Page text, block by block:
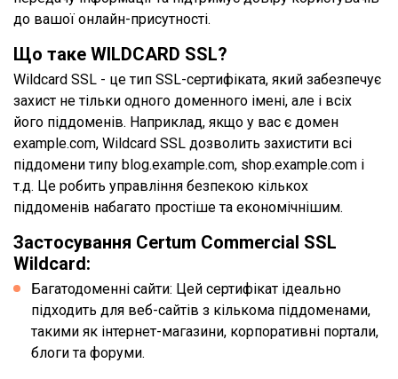
до вашої онлайн-присутності.
Що таке WILDCARD SSL?
Wildcard SSL - це тип SSL-сертифіката, який забезпечує
захист не тільки одного доменного імені, але і всіх
його піддоменів. Наприклад, якщо у вас є домен
example.com, Wildcard SSL дозволить захистити всі
піддомени типу blog.example.com, shop.example.com і
т.д. Це робить управління безпекою кількох
піддоменів набагато простіше та економічнішим.
Застосування Certum Commercial SSL
Wildcard:
Багатодоменні сайти: Цей сертифікат ідеально
підходить для веб-сайтів з кількома піддоменами,
такими як інтернет-магазини, корпоративні портали,
блоги та форуми.